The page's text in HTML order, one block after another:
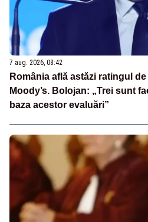
7 aug. 2026, 08:42
România află astăzi ratingul
Moody’s. Bolojan: „Trei sunt
baza acestor evaluări”